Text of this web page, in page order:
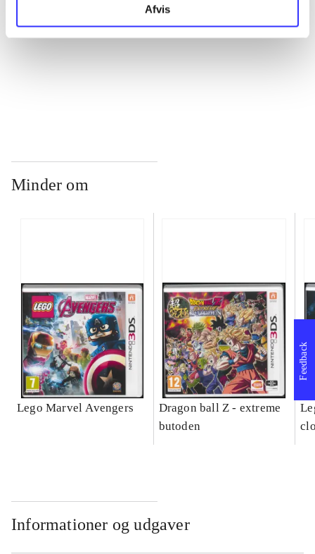
Afvis
Minder om
Lego Marvel Avengers
Dragon ball Z - extreme
butoden
Informationer og udgaver
Feedback